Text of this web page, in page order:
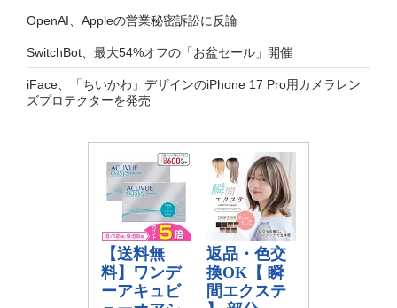
OpenAI、Appleの営業秘密訴訟に反論
SwitchBot、最大54%オフの「お盆セール」開催
iFace、「ちいかわ」デザインのiPhone 17 Pro用カメラレン
ズプロテクターを発売